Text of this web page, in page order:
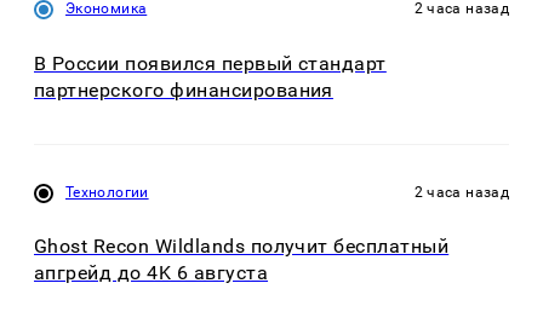
Экономика 2 часа назад
В России появился первый стандарт
партнерского финансирования
Технологии 2 часа назад
Ghost Recon Wildlands получит бесплатный
апгрейд до 4K 6 августа